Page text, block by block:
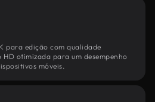
para edição com qualidade
otimizada para um desempenho
móveis.